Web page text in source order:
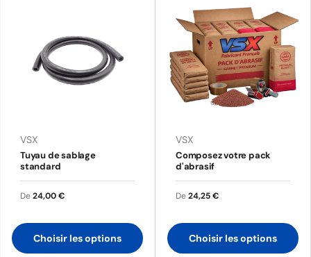
VSX
Tuyau de sablage
standard
De24,00 €
Choisir les options
VSX
Composez votre pack
d'abrasif
De24,25 €
Choisir les options